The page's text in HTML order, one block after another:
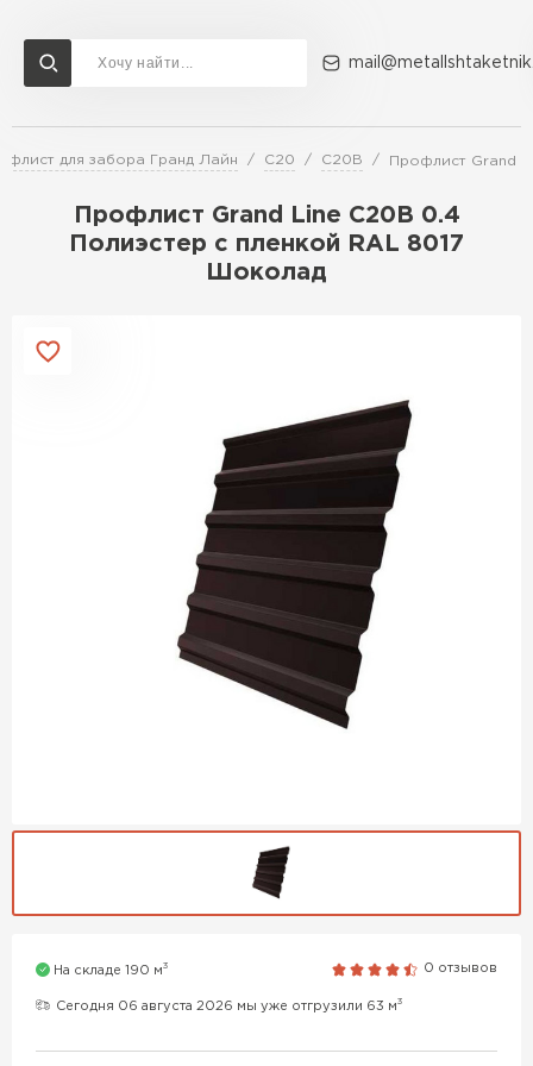
для забора Гранд Лайн C20 С20В Профлист Grand
Профлист Grand Line C20В 0.4
Полиэстер с пленкой RAL 8017
Шоколад
На складе 190 м3 0 отзывов
Сегодня 06 августа 2026 мы уже отгрузили 63 м3
Доставка и оплата Акции О компании Контакты
Перейти в каталог